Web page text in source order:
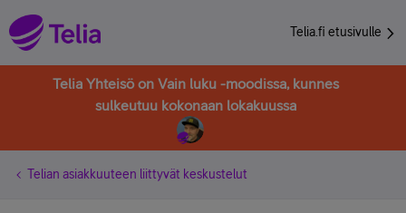
Telia.fi etusivulle
Telia Yhteisö on Vain luku -moodissa, kunnes
sulkeutuu kokonaan lokakuussa
Telian asiakkuuteen liittyvät keskustelut